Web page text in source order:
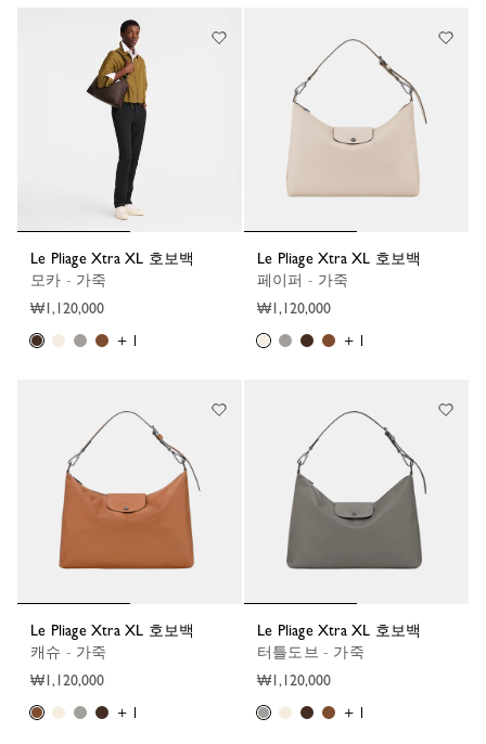
Le Pliage Xtra XL 호보백
모카 - 가죽
₩1,120,000
+ 1
Le Pliage Xtra XL 호보백
페이퍼 - 가죽
₩1,120,000
+ 1
Le Pliage Xtra XL 호보백
캐슈 - 가죽
₩1,120,000
+ 1
Le Pliage Xtra XL 호보백
터틀도브 - 가죽
₩1,120,000
+ 1